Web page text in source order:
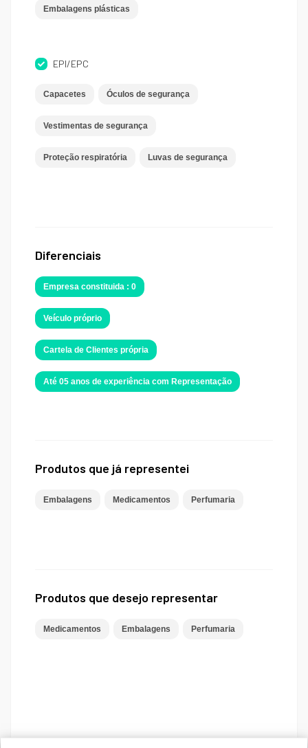
Embalagens plásticas
EPI/EPC
Capacetes Óculos de segurança
Vestimentas de segurança
Proteção respiratória Luvas de segurança
Diferenciais
Empresa constituida : 0
Veículo próprio
Cartela de Clientes própria
Até 05 anos de experiência com Representação
Produtos que já representei
Embalagens Medicamentos Perfumaria
Produtos que desejo representar
Medicamentos Embalagens Perfumaria